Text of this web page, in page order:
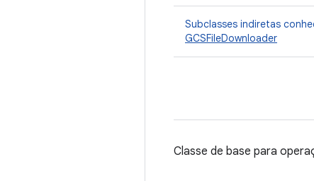
Subclasses indiretas
GCSFileDownloader
Classe de base para